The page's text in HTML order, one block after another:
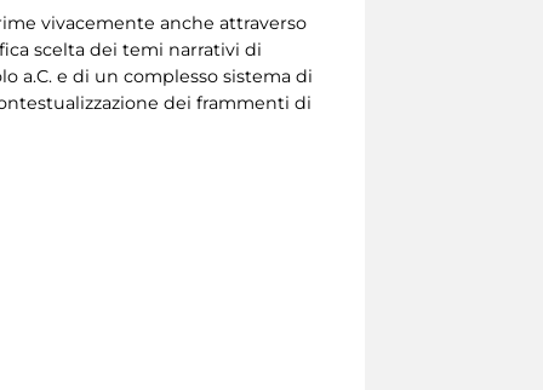
vivacemente anche attraverso
scelta dei temi narrativi di
a.C. e di un complesso sistema di
dei frammenti di